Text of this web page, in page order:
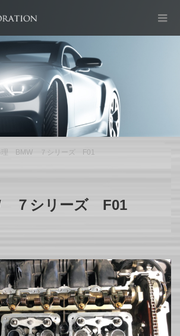
理 BMW ７シリーズ F01
７シリーズ F01